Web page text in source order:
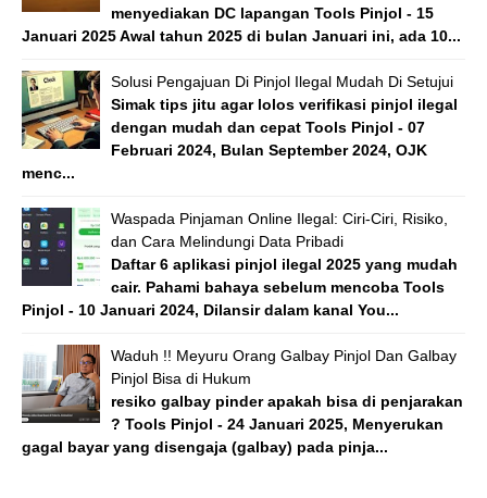
menyediakan DC lapangan Tools Pinjol - 15
Januari 2025 Awal tahun 2025 di bulan Januari ini, ada 10...
Solusi Pengajuan Di Pinjol Ilegal Mudah Di Setujui
Simak tips jitu agar lolos verifikasi pinjol ilegal
dengan mudah dan cepat Tools Pinjol - 07
Februari 2024, Bulan September 2024, OJK
menc...
Waspada Pinjaman Online Ilegal: Ciri-Ciri, Risiko,
dan Cara Melindungi Data Pribadi
Daftar 6 aplikasi pinjol ilegal 2025 yang mudah
cair. Pahami bahaya sebelum mencoba Tools
Pinjol - 10 Januari 2024, Dilansir dalam kanal You...
Waduh !! Meyuru Orang Galbay Pinjol Dan Galbay
Pinjol Bisa di Hukum
resiko galbay pinder apakah bisa di penjarakan
? Tools Pinjol - 24 Januari 2025, Menyerukan
gagal bayar yang disengaja (galbay) pada pinja...